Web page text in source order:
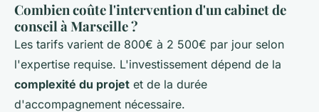
Combien coûte l'intervention d'un cabinet de
conseil à Marseille ?
Les tarifs varient de 800€ à 2 500€ par jour selon
l'expertise requise. L'investissement dépend de la
complexité du projet et de la durée
d'accompagnement nécessaire.